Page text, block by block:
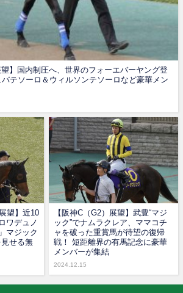
望】国内制圧へ、世界のフォーエバーヤング登
テソーロ＆ウィルソンテソーロなど豪華メン
望】近10
ワデュノ
マジック
せる無
【阪神C（G2）展望】武豊“マジ
ック”でナムラクレア、ママコチ
ャを破った重賞馬が待望の復帰
戦！ 短距離界の有馬記念に豪華
メンバーが集結
2024.12.15